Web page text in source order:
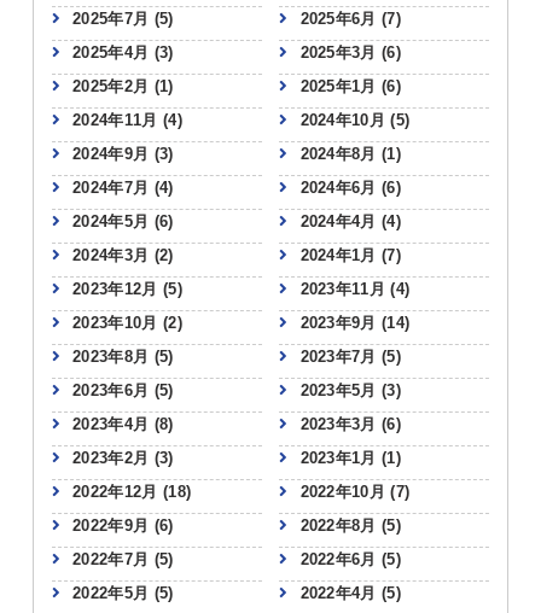
2025年7月 (5) 2025年6月 (7)
2025年4月 (3) 2025年3月 (6)
2025年2月 (1) 2025年1月 (6)
2024年11月 (4) 2024年10月 (5)
2024年9月 (3) 2024年8月 (1)
2024年7月 (4) 2024年6月 (6)
2024年5月 (6) 2024年4月 (4)
2024年3月 (2) 2024年1月 (7)
2023年12月 (5) 2023年11月 (4)
2023年10月 (2) 2023年9月 (14)
2023年8月 (5) 2023年7月 (5)
2023年6月 (5) 2023年5月 (3)
2023年4月 (8) 2023年3月 (6)
2023年2月 (3) 2023年1月 (1)
2022年12月 (18) 2022年10月 (7)
2022年9月 (6) 2022年8月 (5)
2022年7月 (5) 2022年6月 (5)
2022年5月 (5) 2022年4月 (5)